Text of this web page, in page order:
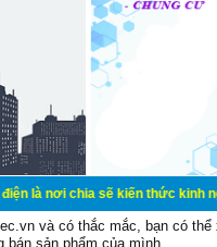
sẽ kiến thức kinh nghiệm
và có thắc mắc, bạn có
bán sản phẩm của mình.